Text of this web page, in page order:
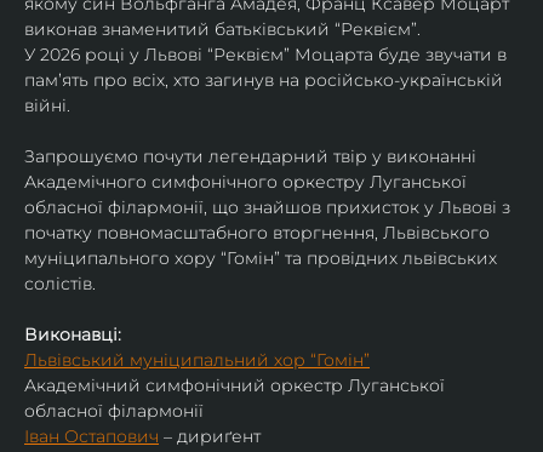
виконав знаменитий батьківський “Реквієм”.
У 2026 році у Львові “Реквієм” Моцарта буде звучати в
памʼять про всіх, хто загинув на російсько-українській
війні.
Запрошуємо почути легендарний твір у виконанні
Академічного симфонічного оркестру Луганської
обласної філармонії, що знайшов прихисток у Львові з
початку повномасштабного вторгнення, Львівського
муніципального хору “Гомін” та провідних львівських
солістів.
Виконавці:
Львівський муніципальний хор “Гомін”
Академічний симфонічний оркестр Луганської
обласної філармонії
Іван Остапович – дириґент